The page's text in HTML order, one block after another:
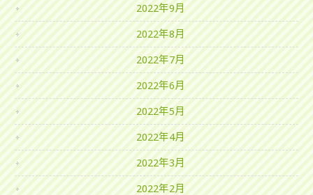
2022年9月
2022年8月
2022年7月
2022年6月
2022年5月
2022年4月
2022年3月
2022年2月